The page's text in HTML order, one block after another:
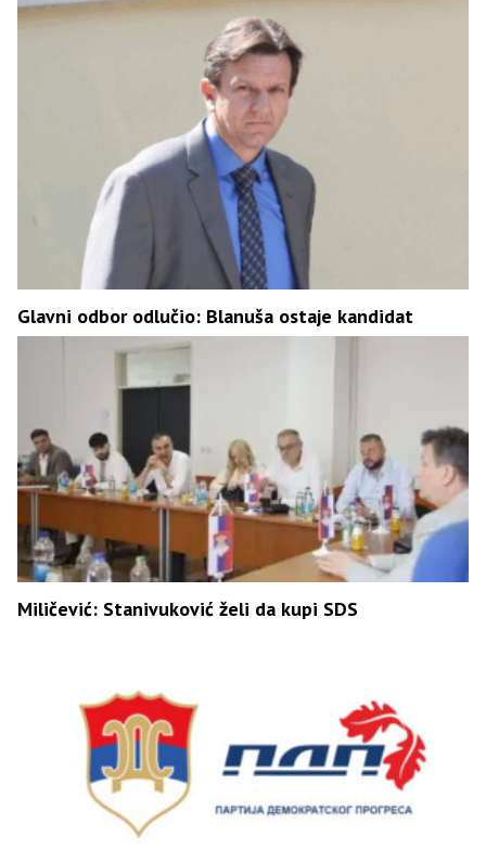
Glavni odbor odlučio: Blanuša ostaje kandidat
Miličević: Stanivuković želi da kupi SDS